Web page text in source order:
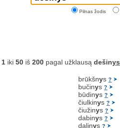
Pilnas žodis
1 iki50 iš200 pagal užklausądešinys
brūkšnys?
bučinys?
būdinys?
čiulkinys?
čiužinys?
dabinys?
dalinys?